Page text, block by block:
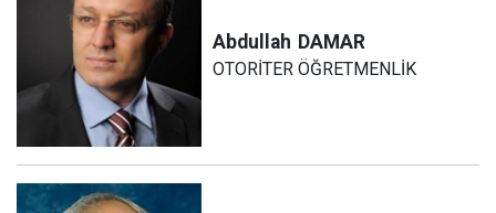
Abdullah DAMAR
OTORİTER ÖĞRETMENLİK